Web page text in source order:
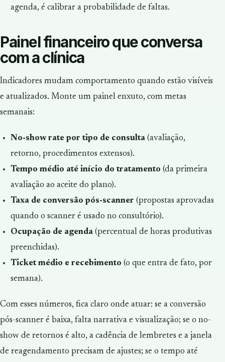
agenda, é calibrar a probabilidade de faltas.
Painel financeiro que conversa
com a clínica
Indicadores mudam comportamento quando estão visíveis
e atualizados. Monte um painel enxuto, com metas
semanais:
No-show rate por tipo de consulta(avaliação,
retorno, procedimentos extensos).
Tempo médio até início do tratamento (da primeira
avaliação ao aceite do plano).
Taxa de conversão pós-scanner (propostas aprovadas
quando o scanner é usado no consultório).
Ocupação de agenda(percentual de horas produtivas
preenchidas).
Ticket médio e recebimento (o que entra de fato, por
semana).
Com esses números, fica claro onde atuar: se a conversão
pós-scanner é baixa, falta narrativa e visualização; se o no-
show de retornos é alto, a cadência de lembretes e a janela
de reagendamento precisam de ajustes; se o tempo até